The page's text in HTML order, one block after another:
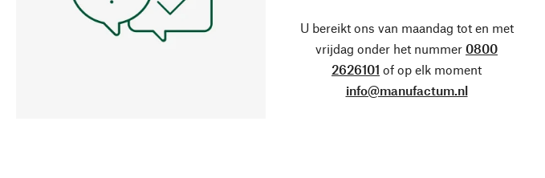
U bereikt ons van maandag tot en met
vrijdag onder het nummer 0800
2626101 of op elk moment
info@manufactum.nl